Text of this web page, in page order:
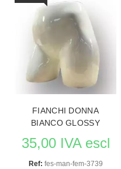
FIANCHI DONNA
BIANCO GLOSSY
35,00 IVA escl
Ref: fes-man-fem-3739